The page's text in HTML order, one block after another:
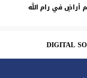
في رام الله
DIGITAL